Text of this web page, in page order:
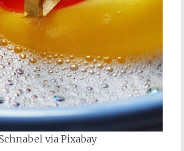
via Pixabay